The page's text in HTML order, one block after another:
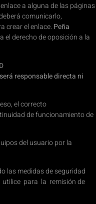
a alguna de las páginas
comunicarlo,
crear el enlace. Peña
el derecho de oposición a la
responsable directa ni
el correcto
de funcionamiento de
del usuario por la
las medidas de seguridad
utilice para la remisión de